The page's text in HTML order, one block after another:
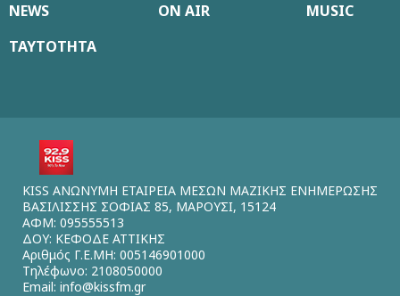
NEWS ON AIR
MUSIC
ΤΑΥΤΟΤΗΤΑ
KISS ΑΝΩΝΥΜΗ ΕΤΑΙΡΕΙΑ ΜΕΣΩΝ ΜΑΖΙΚΗΣ ΕΝΗΜΕΡΩΣΗΣ
ΒΑΣΙΛΙΣΣΗΣ ΣΟΦΙΑΣ 85, ΜΑΡΟΥΣΙ, 15124
ΑΦΜ: 095555513
ΔΟΥ: ΚΕΦΟΔΕ ΑΤΤΙΚΗΣ
Αριθμός Γ.Ε.ΜΗ: 005146901000
Τηλέφωνο: 2108050000
Email: info@kissfm.gr